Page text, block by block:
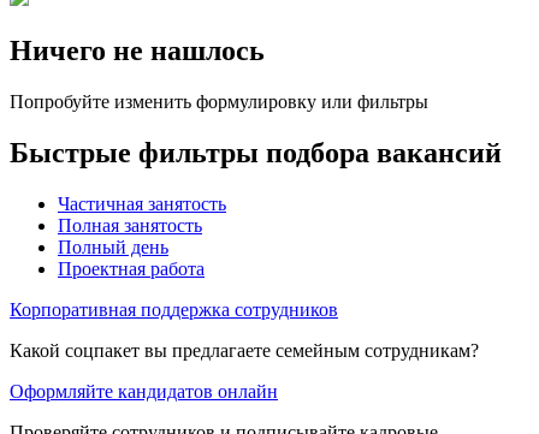
Ничего не нашлось
Попробуйте изменить формулировку или фильтры
Быстрые фильтры подбора вакансий
Частичная занятость
Полная занятость
Полный день
Проектная работа
Корпоративная поддержка сотрудников
Какой соцпакет вы предлагаете семейным сотрудникам?
Оформляйте кандидатов онлайн